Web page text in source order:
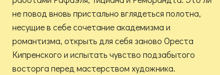
не повод вновь пристально вглядеться полотна,
несущие в себе сочетание академизма и
романтизма, открыть для себя заново Ореста
Кипренского и испытать чувство подзабытого
восторга перед мастерством художника.